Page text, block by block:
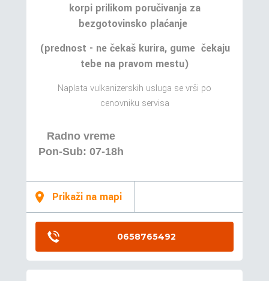
korpi prilikom poručivanja za
bezgotovinsko plaćanje
(prednost - ne čekaš kurira, gume čekaju
tebe na pravom mestu)
Naplata vulkanizerskih usluga se vrši po
cenovniku servisa
Radno vreme
Pon-Sub: 07-18h
Prikaži na mapi
0658765492